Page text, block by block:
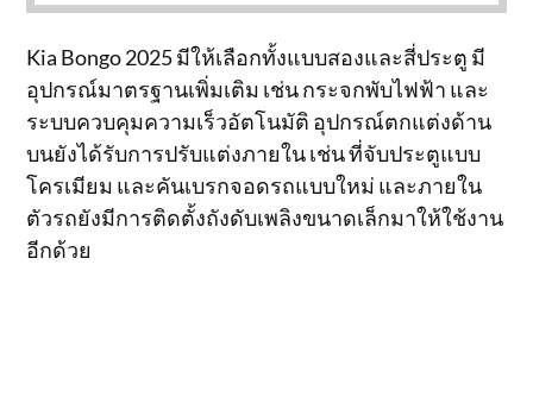
Kia Bongo 2025 มีให้เลือกทั้งแบบสองและสี่ประตู มี
อุปกรณ์มาตรฐานเพิ่มเติม เช่น กระจกพับไฟฟ้า และ
ระบบควบคุมความเร็วอัตโนมัติ อุปกรณ์ตกแต่งด้าน
บนยังได้รับการปรับแต่งภายใน เช่น ที่จับประตูแบบ
โครเมียม และคันเบรกจอดรถแบบใหม่ และภายใน
ตัวรถยังมีการติดตั้งถังดับเพลิงขนาดเล็กมาให้ใช้งาน
อีกด้วย